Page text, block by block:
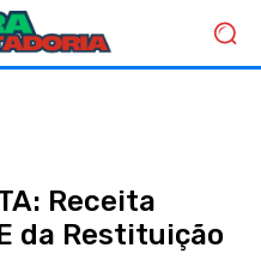
Receita
da Restituição